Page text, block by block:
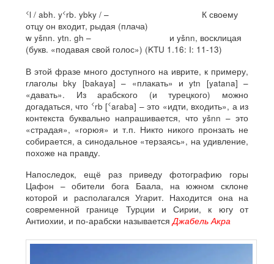
<l / abh. y<rb. ybky / – К своему
отцу он входит, рыдая (плача)
w yšnn. ytn. gh – и yšnn, восклицая
(букв. «подавая свой голос») (KTU 1.16: I: 11-13)
В этой фразе много доступного на иврите, к примеру,
глаголы bky [bakaya] – «плакать» и ytn [yatana] –
«давать». Из арабского (и турецкого) можно
догадаться, что <rb [<araba] – это «идти, входить», а из
контекста буквально напрашивается, что yšnn – это
«страдая», «горюя» и т.п. Никто никого пронзать не
собирается, а синодальное «терзаясь», на удивление,
похоже на правду.
Напоследок, ещё раз приведу фотографию горы
Цафон – обители бога Баала, на южном склоне
которой и располагался Угарит. Находится она на
современной границе Турции и Сирии, к югу от
Антиохии, и по-арабски называетсяДжабель Акра